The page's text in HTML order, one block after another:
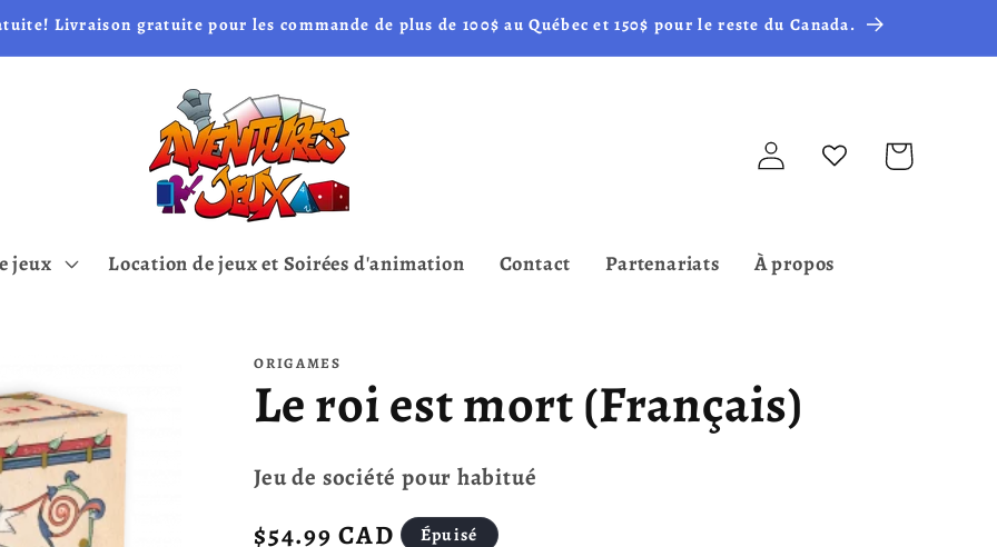
Livraison gratuite pour les commande de plus de 100$ au Québec et 150$ pour le reste du Canada.
jeux Location de jeux et Soirées d'animation Contact Partenariats À propos
Connexion Panier
ORIGAMES
Le roi est mort (Français)
Jeu de société pour habitué
Prix
$54.99 CAD
Épuisé